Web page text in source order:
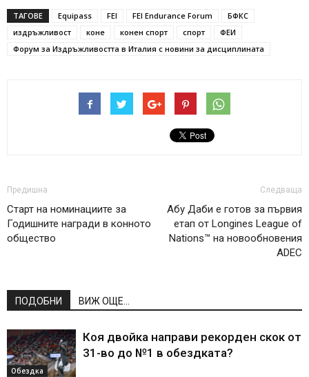
ТАГОВЕ Equipass FEI FEI Endurance Forum
БФКС
издръжливост
коне конен спорт спорт
ФЕИ
Форум за Издръжливостта в Италия с новини за дисциплината
Предишна
Старт на номинациите за
Годишните награди в конното
общество
Следваща
Абу Даби е готов за първия
етап от Longines League of
Nations™ на новообновения
ADEC
ПОДОБНИ ВИЖ ОЩЕ...
Обездка
Коя двойка направи рекорден скок от
31-во до №1 в обездката?